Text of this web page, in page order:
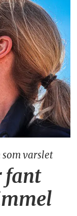
som varslet
fant